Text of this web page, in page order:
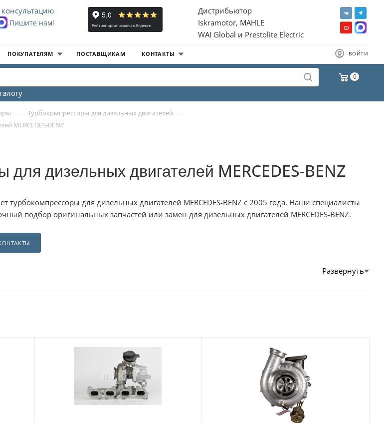
консультацию
Пишите нам!
Дистрибьютор
Iskramotor, MAHLE
WAI Global и Prestolite Electric
ВОЙТИ
ПОКУПАТЕЛЯМ ПОСТАВЩИКАМ КОНТАКТЫ
0
— Турбокомпрессоры для дизельных двигателей —
MERCEDES-BENZ
для дизельных двигателей MERCEDES-BENZ
турбокомпрессоры для дизельных двигателей MERCEDES-BENZ с 2005 года. Наши специалисты
подбор оригинальных запчастей или замен для дизельных двигателей MERCEDES-BENZ.